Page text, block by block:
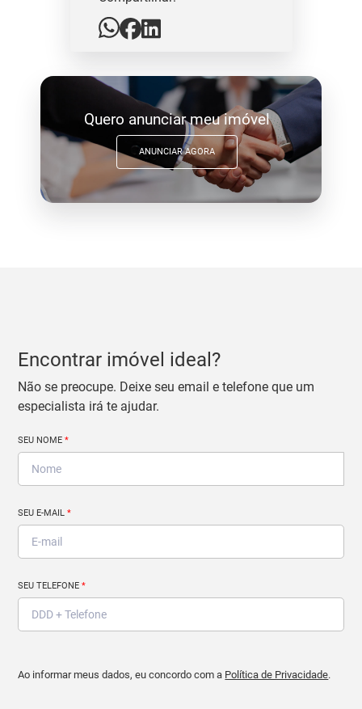
Quero anunciar meu imóvel
ANUNCIAR AGORA
Encontrar imóvel ideal?
Não se preocupe. Deixe seu email e telefone que um
especialista irá te ajudar.
SEU NOME*
SEU E-MAIL*
SEU TELEFONE*
Ao informar meus dados, eu concordo com a Política de Privacidade.